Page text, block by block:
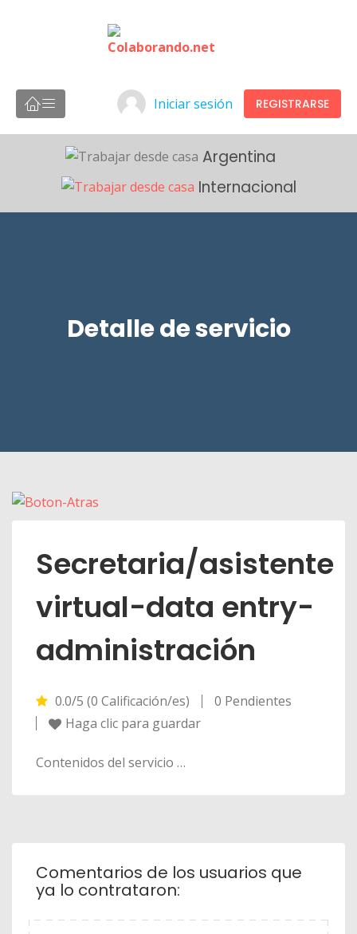
Iniciar sesión REGISTRARSE
Argentina
Internacional
Detalle de servicio
Secretaria/asistente
virtual-data entry-
administración
0.0/5 (0 Calificación/es)
0 Pendientes
Haga clic para guardar
Contenidos del servicio …
Comentarios de los usuarios que
ya lo contrataron: